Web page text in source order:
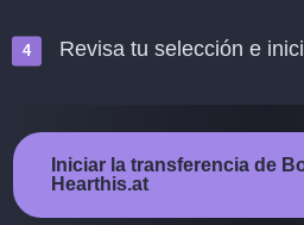
Revisa tu selección e
Iniciar la transferencia de
Hearthis.at